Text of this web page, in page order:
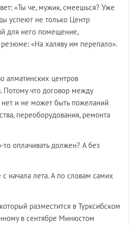
«Ты че, мужик, смеешься? Уже
успеют не только Центр
для него помещение,
«На халяву им перепало».
алматинских центров
что договор между
и не может быть пожеланий
переоборудования, ремонта
оплачивать должен? А без
начала лета. А по словам самих
разместится в Турксибском
в сентябре Минюстом